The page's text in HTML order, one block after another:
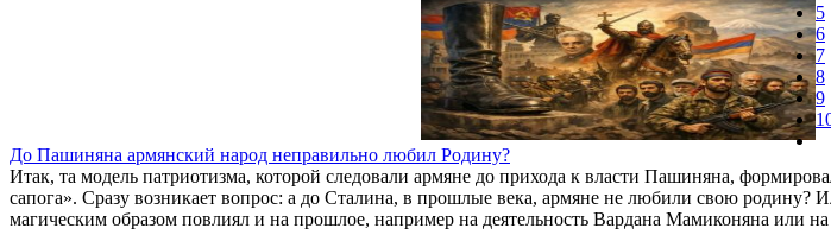
До Пашиняна армянский народ неправильно любил Родину?
Итак, та модель патриотизма, которой следовали армяне до прихода к власти Пашиняна,
сапога». Сразу возникает вопрос: а до Сталина, в прошлые века, армяне не любили свою родину?
магическим образом повлиял и на прошлое, например на деятельность Вардана Мамиконяна или
5
6
7
8
9